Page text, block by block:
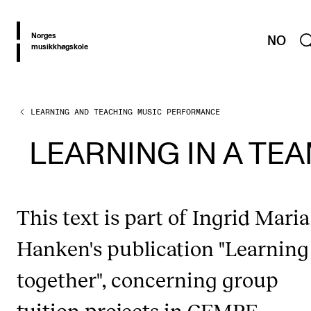
hjemNorges
musikkhøgskole
NO
ABOUT PRAXIS
PRAXIS: Resources and experiences in developing
education
TOPICS
Evolving Higher Music Education
Learning and Teaching Music Performance
Student Voices
Musicians Exploring
LEARNING AND TEACHING MUSIC PERFORMANCE
LEARNING IN A
This text is part of Ingrid Maria
Hanken's publication "Learning
together", concerning group
Introduction
The teacher’s role and lear...
Giving feedback
On developing listening ski...